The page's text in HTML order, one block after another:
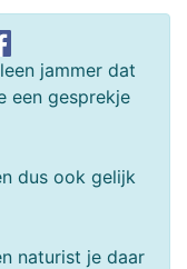
jammer dat
een gesprekje
dus ook gelijk
naturist je daar